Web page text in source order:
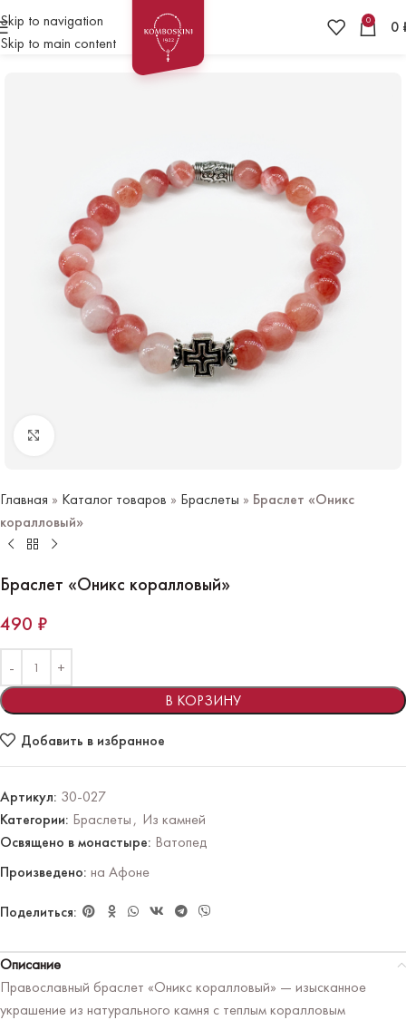
Skip to navigation
Skip to main content
0 0
Главная » Каталог товаров » Браслеты » Браслет «Оникс
коралловый»
Браслет «Оникс коралловый»
490 ₽
В КОРЗИНУ
Добавить в избранное
Артикул: 30-027
Категории: Браслеты, Из камней
Освящено в монастыре: Ватопед
Произведено: на Афоне
Поделиться:
Описание
Православный браслет «Оникс коралловый» — изысканное
украшение из натурального камня с теплым коралловым